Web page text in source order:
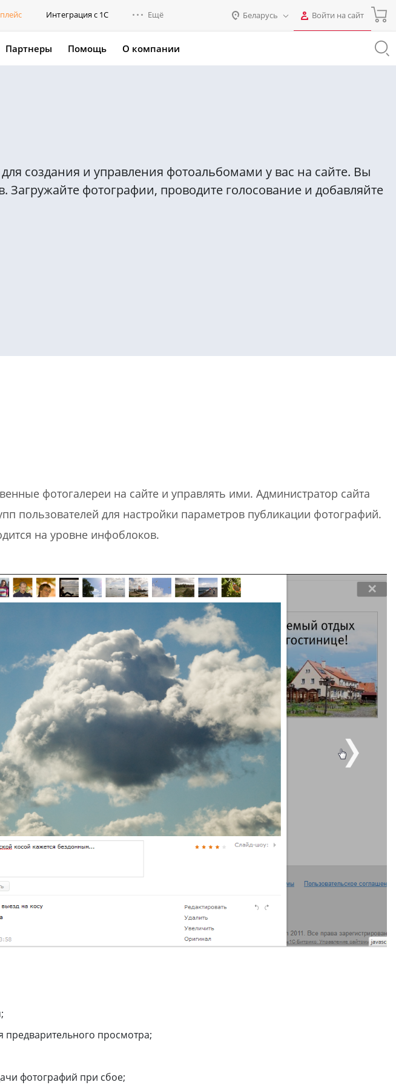
Интеграция с 1С Ещё
Промо для партнеров
Беларусь Войти на сайт
Запомнить меня на этом
компьютере
Партнеры Помощь О компании
создания и управления фотоальбомами у вас на сайте. Вы
фотографии, проводите голосование и добавляйте
фотогалереи на сайте и управлять ими. Администратор сайта
пользователей для настройки параметров публикации фотографий.
на уровне инфоблоков.
предварительного просмотра;
фотографий при сбое;